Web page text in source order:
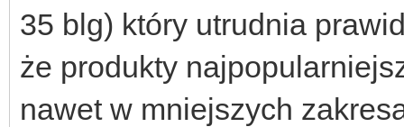
35 blg) który utrudnia
że produkty
nawet w mniejszych